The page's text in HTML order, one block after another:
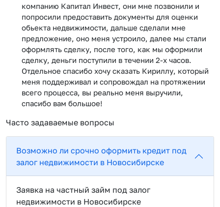
компанию Капитал Инвест, они мне позвонили и
попросили предоставить документы для оценки
обьекта недвижимости, дальше сделали мне
предложение, оно меня устроило, далее мы стали
оформлять сделку, после того, как мы оформили
сделку, деньги поступили в течении 2-х часов.
Отдельное спасибо хочу сказать Кириллу, который
меня поддерживал и сопровождал на протяжении
всего процесса, вы реально меня выручили,
спасибо вам большое!
Часто задаваемые вопросы
Возможно ли срочно оформить кредит под
залог недвижимости в Новосибирске
Заявка на частный займ под залог
недвижимости в Новосибирске